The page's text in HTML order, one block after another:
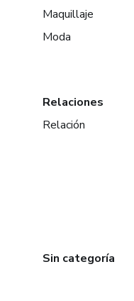
Maquillaje
Moda
Relaciones
Relación
Sin categoría